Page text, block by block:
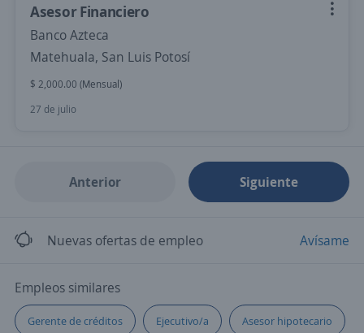
Asesor Financiero
Banco Azteca
Matehuala, San Luis Potosí
$ 2,000.00 (Mensual)
27 de julio
Anterior Siguiente
Nuevas ofertas de empleo Avísame
Empleos similares
Gerente de créditos Ejecutivo/a Asesor hipotecario